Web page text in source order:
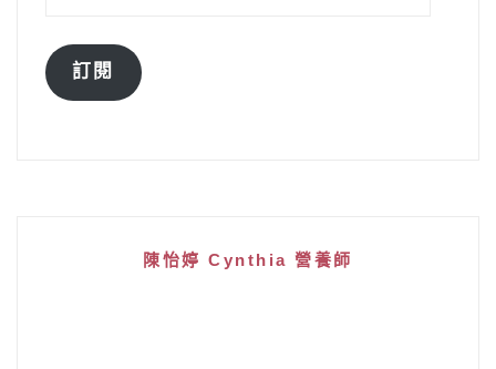
件
地
訂閱
陳怡婷 Cynthia 營養師